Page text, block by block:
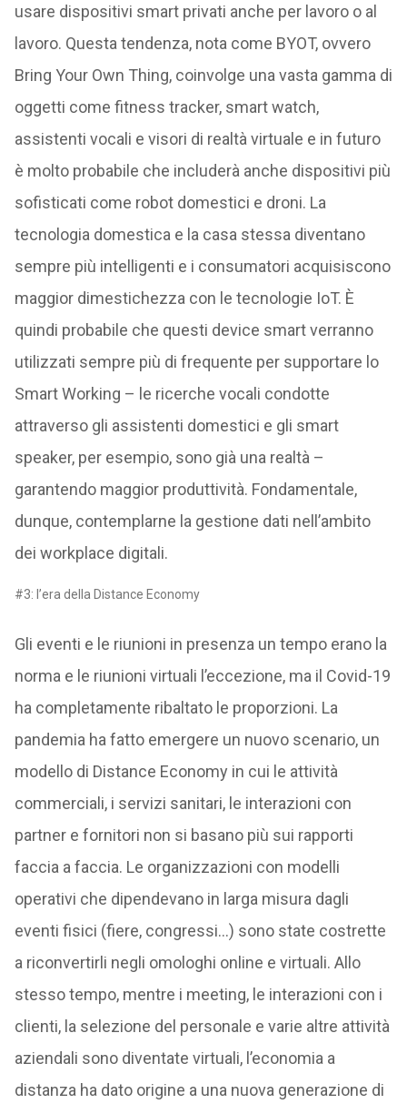
usare dispositivi smart privati anche per lavoro o al
lavoro. Questa tendenza, nota come BYOT, ovvero
Bring Your Own Thing, coinvolge una vasta gamma di
oggetti come fitness tracker, smart watch,
assistenti vocali e visori di realtà virtuale e in futuro
è molto probabile che includerà anche dispositivi più
sofisticati come robot domestici e droni. La
tecnologia domestica e la casa stessa diventano
sempre più intelligenti e i consumatori acquisiscono
maggior dimestichezza con le tecnologie IoT. È
quindi probabile che questi device smart verranno
utilizzati sempre più di frequente per supportare lo
Smart Working – le ricerche vocali condotte
attraverso gli assistenti domestici e gli smart
speaker, per esempio, sono già una realtà –
garantendo maggior produttività. Fondamentale,
dunque, contemplarne la gestione dati nell’ambito
dei workplace digitali.
#3: l’era della Distance Economy
Gli eventi e le riunioni in presenza un tempo erano la
norma e le riunioni virtuali l’eccezione, ma il Covid-19
ha completamente ribaltato le proporzioni. La
pandemia ha fatto emergere un nuovo scenario, un
modello di Distance Economy in cui le attività
commerciali, i servizi sanitari, le interazioni con
partner e fornitori non si basano più sui rapporti
faccia a faccia. Le organizzazioni con modelli
operativi che dipendevano in larga misura dagli
eventi fisici (fiere, congressi…) sono state costrette
a riconvertirli negli omologhi online e virtuali. Allo
stesso tempo, mentre i meeting, le interazioni con i
clienti, la selezione del personale e varie altre attività
aziendali sono diventate virtuali, l’economia a
distanza ha dato origine a una nuova generazione di